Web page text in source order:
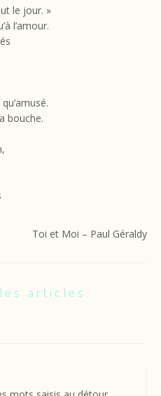
le jour. »
l’amour.
bouche.
Toi et Moi – Paul Géraldy
articles